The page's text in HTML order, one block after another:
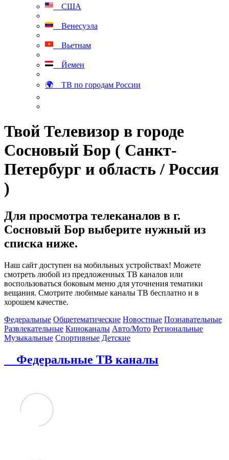
США
Венесуэла
Вьетнам
Йемен
🌍 ТВ по городам России
Твой Телевизор в городе
Сосновый Бор ( Санкт-
Петербург и область / Россия
)
Для просмотра телеканалов в г.
Сосновый Бор выберите нужный из
списка ниже.
Наш сайт доступен на мобильных устройствах! Можете
смотреть любой из предложенных ТВ каналов или
воспользоваться боковым меню для уточнения тематики
вещания. Смотрите любимые каналы ТВ бесплатно и в
хорошем качестве.
Федеральные Общетематические Новостные Познавательные
Развлекательные Киноканалы Авто/Мото Региональные
Музыкальные Спортивные Детские
Федеральные ТВ каналы